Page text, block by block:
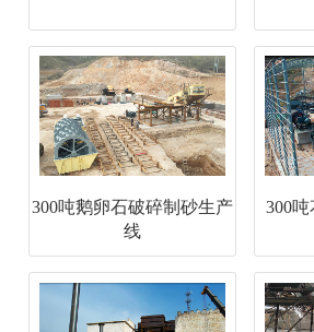
300吨鹅卵石破碎制砂生产
线
300